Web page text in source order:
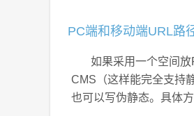
PC端和移动端URL路
如果采用一个空间放
CMS（这样能完全支持
也可以写伪静态。具体